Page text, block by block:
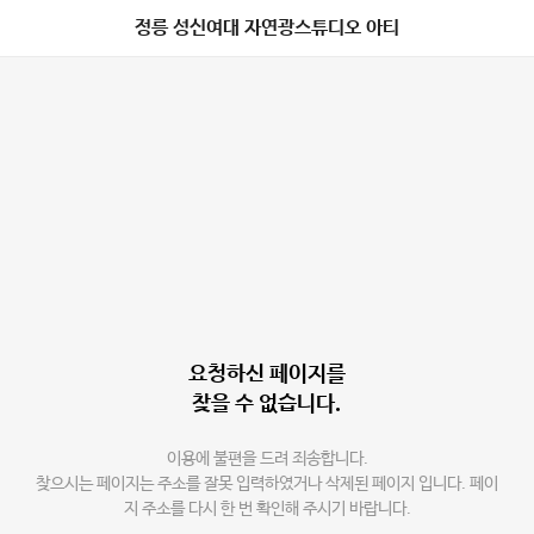
정릉 성신여대 자연광스튜디오 아티
요청하신 페이지를
찾을 수 없습니다.
이용에 불편을 드려 죄송합니다.
찾으시는 페이지는 주소를 잘못 입력하였거나 삭제된 페이지 입니다. 페이
지 주소를 다시 한 번 확인해 주시기 바랍니다.